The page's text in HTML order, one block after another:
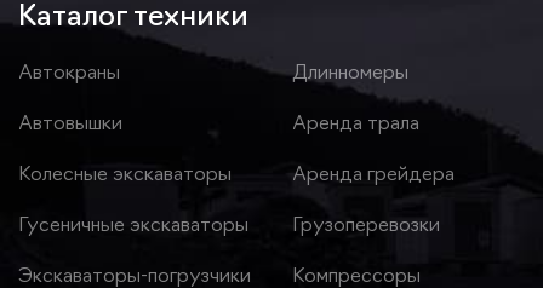
Каталог техники
Автокраны
Автовышки
Колесные экскаваторы
Гусеничные экскаваторы
Экскаваторы-погрузчики
Длинномеры
Аренда трала
Аренда грейдера
Грузоперевозки
Компрессоры